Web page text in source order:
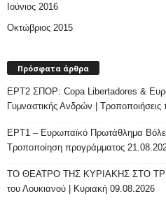
Ιούνιος 2016
Οκτώβριος 2015
Πρόσφατα άρθρα
ΕΡΤ2 ΣΠΟΡ: Copa Libertadores &
Γυμναστικής Ανδρών |
ΕΡΤ1 – Ευρωπαϊκό Πρωτάθλημα
Τροποποίηση προγράμματος
ΤΟ ΘΕΑΤΡΟ ΤΗΣ ΚΥΡΙΑΚΗΣ ΣΤΟ
του Λουκιανού | Κυριακή 09.08.2026